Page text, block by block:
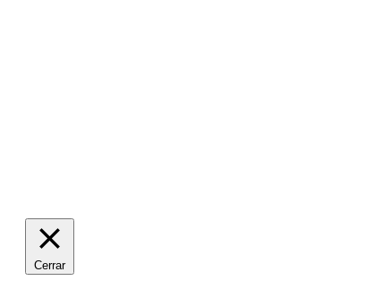
Cerrar